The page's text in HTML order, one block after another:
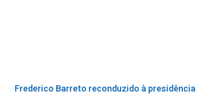
Frederico Barreto reconduzido à presidência